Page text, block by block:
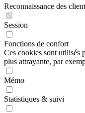
Reconnaissance des
Session
Fonctions de confort
Ces cookies sont utilisés
plus attrayante, par
Mémo
Statistiques & suivi